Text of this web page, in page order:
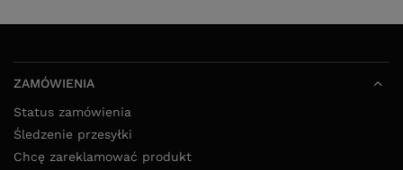
ZAMÓWIENIA
Status zamówienia
Śledzenie przesyłki
Chcę zareklamować produkt